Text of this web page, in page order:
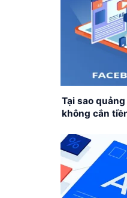
Tại sao
không cắn